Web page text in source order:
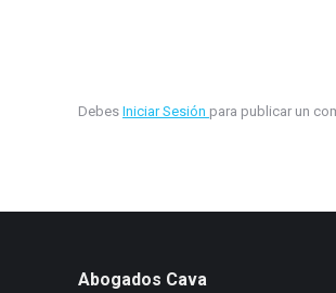
Debes Iniciar Sesión para publicar un
Abogados Cava